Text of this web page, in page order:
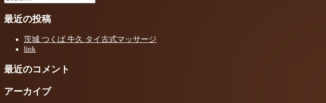
最近の投稿
茨城 つくば 牛久 タイ古式マッサージ
link
最近のコメント
アーカイブ